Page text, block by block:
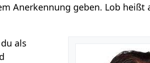
Anerkennung geben. Lob heißt
als